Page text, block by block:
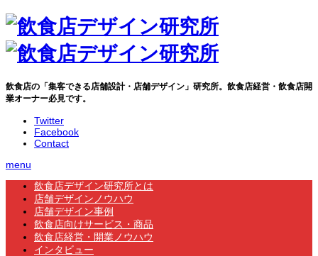
飲食店の「集客できる店舗設計・店舗デザイン」研究所。飲食店経営・飲食店開
業オーナー必見です。
Twitter
Facebook
Contact
menu
飲食店デザイン研究所とは
店舗デザインノウハウ
店舗デザイン事例
飲食店向けサービス・商品
飲食店経営・開業ノウハウ
インタビュー